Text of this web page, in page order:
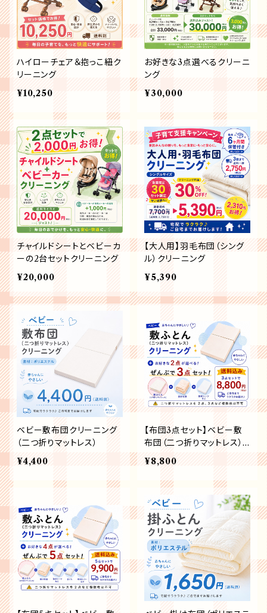
ハイローチェア＆抱っこ紐ク
リーニング
¥10,250
お好きな3点選べるクリーニ
ング
¥30,000
チャイルドシートとベビーカ
ーの2台セットクリーニング
¥20,000
【大人用】羽毛布団（シング
ル）クリーニング
¥5,390
ベビー敷布団クリーニング
（二つ折りマットレス）
¥4,400
【布団3点セット】ベビー敷
布団（二つ折りマットレス）
＋2点の全部で3点セット
¥8,800